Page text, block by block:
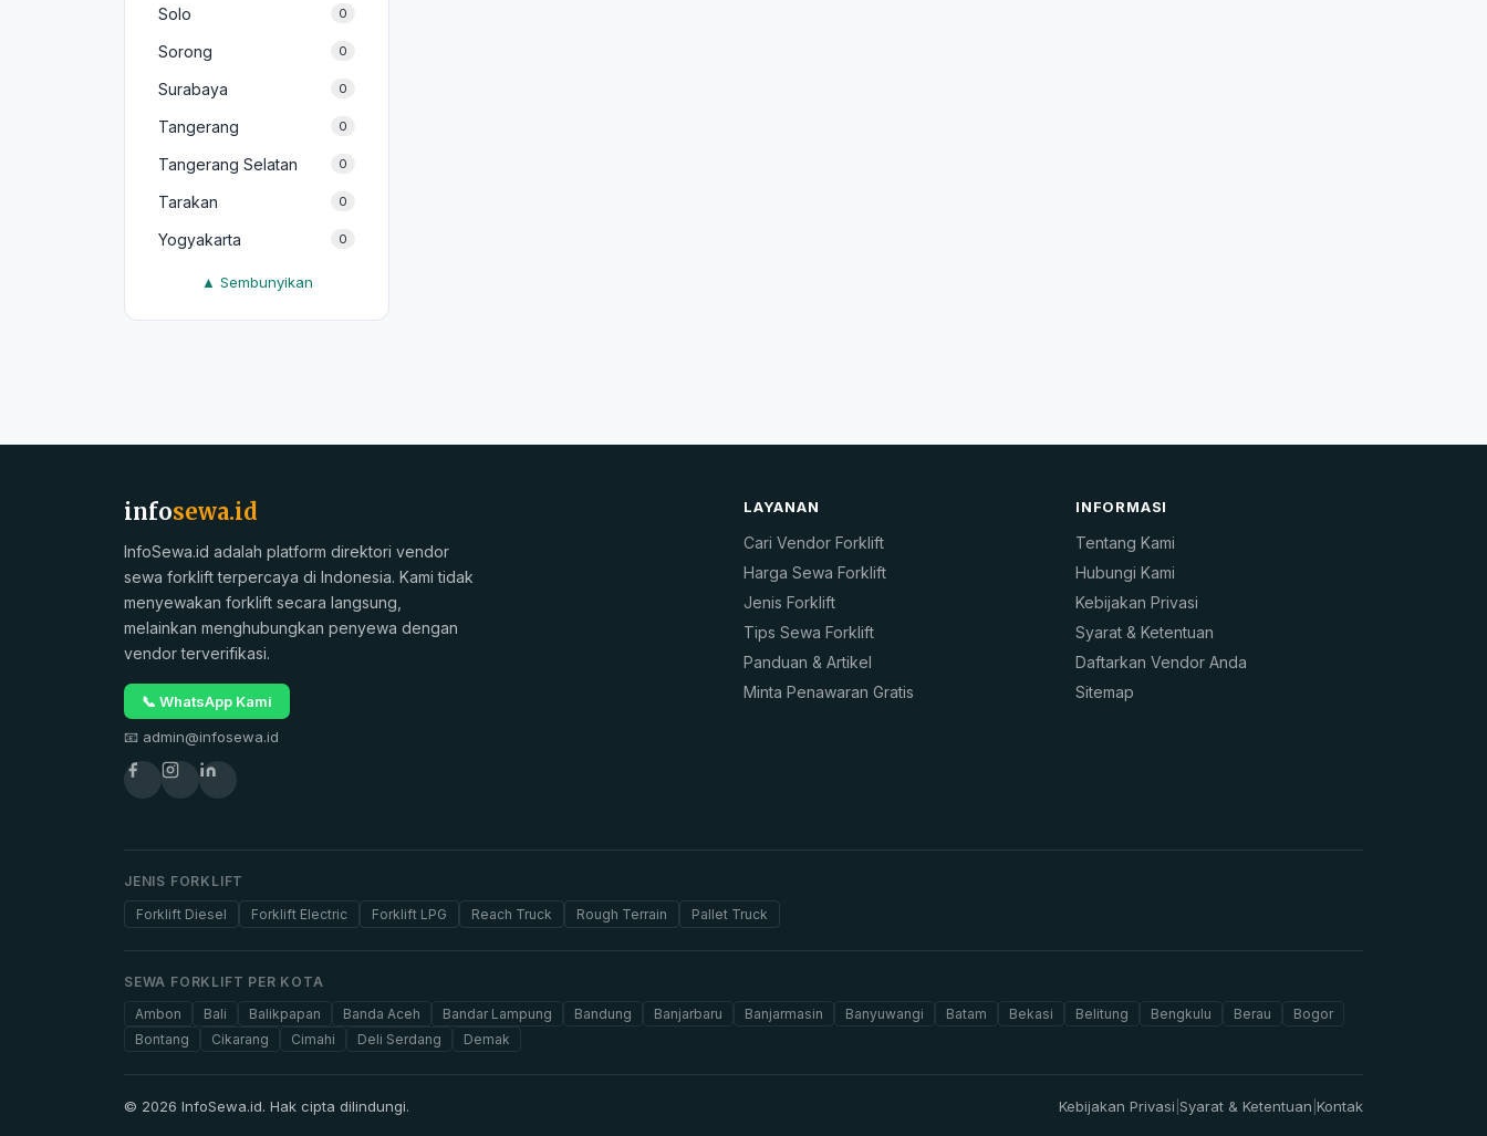
Solo 0
Sorong 0
Surabaya 0
Tangerang 0
Tangerang Selatan 0
Tarakan 0
Yogyakarta 0
▲ Sembunyikan
infosewa.id
InfoSewa.id adalah platform direktori vendor
sewa forklift terpercaya di Indonesia. Kami tidak
menyewakan forklift secara langsung,
melainkan menghubungkan penyewa dengan
vendor terverifikasi.
📞 WhatsApp Kami
📧 admin@infosewa.id
LAYANAN
Cari Vendor Forklift
Harga Sewa Forklift
Jenis Forklift
Tips Sewa Forklift
Panduan & Artikel
Minta Penawaran Gratis
INFORMASI
Tentang Kami
Hubungi Kami
Kebijakan Privasi
Syarat & Ketentuan
Daftarkan Vendor Anda
Sitemap
JENIS FORKLIFT
Forklift Diesel
Forklift Electric Forklift LPG Reach Truck Rough Terrain Pallet Truck
SEWA FORKLIFT PER KOTA
Ambon
Bali Balikpapan Banda Aceh Bandar Lampung Bandung Banjarbaru Banjarmasin Banyuwangi Batam Bekasi Belitung Bengkulu Berau
Bogor
Bontang
Cikarang Cimahi Deli Serdang Demak
© 2026 InfoSewa.id. Hak cipta dilindungi. Kebijakan Privasi Syarat & Ketentuan Kontak